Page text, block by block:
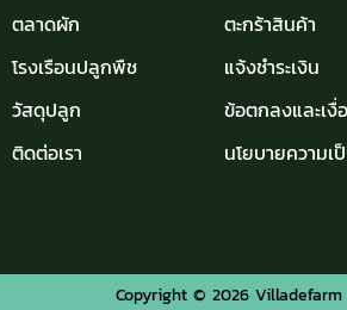
ตลาดผัก
โรงเรือนปลูกพืช
วัสดุปลูก
ติดต่อเรา
ตะกร้าสินค้า
แจ้งชำระเงิน
ข้อตกลงและเงื่
นโยบายความเ
Copyright © 2026